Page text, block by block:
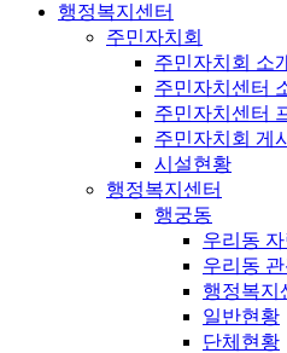
행정복지센터
주민자치회
주민자치회 소
주민자치센터
주민자치센터
주민자치회 게
시설현황
행정복지센터
행궁동
우리동 자
우리동
행정복지
일반현황
단체현황